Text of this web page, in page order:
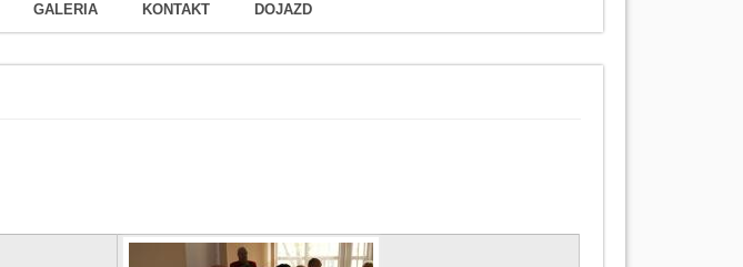
GALERIA KONTAKT DOJAZD